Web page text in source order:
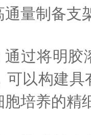
量制备支
过将明胶
可以构建
培养的精